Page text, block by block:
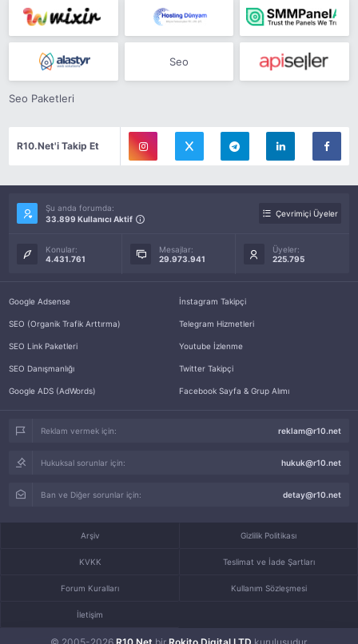
Seo
Seo Paketleri
R10.Net'i Takip Et
Şu anda forumda:
33.899 Kullanıcı Aktif
Çevrimiçi Üyeler
Konular:
4.431.761
Mesajlar:
29.973.941
Üyeler:
225.795
Google Adsense
SEO (Organik Trafik Arttırma)
SEO Link Paketleri
SEO Danışmanlığı
Google ADS (AdWords)
İnstagram Takipçi
Telegram Hizmetleri
Youtube İzlenme
Twitter Takipçi
Facebook Sayfa & Grup Alımı
Reklam vermek için: reklam@r10.net
Hukuksal sorunlar için: hukuk@r10.net
Ban ve Diğer sorunlar için: detay@r10.net
Arşiv Gizlilik Politikası
KVKK Teslimat ve İade Şartları
Forum Kuralları Kullanım Sözleşmesi
İletişim